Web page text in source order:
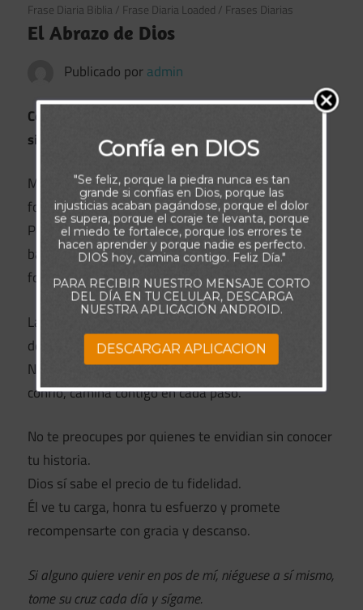
Frase Diaria Biblia / Frase Diaria Loaded / Frases Diarias
El Abrazo de Dios
Publicado por admin
Codician hasta tu cruz…
sin saber el peso que llevas con ella.
Muchos admiran lo que ven por fuera: tu fe, tu
fortaleza, tu testimonio…
Pero no conocen las lágrimas que escondes, las
batallas que libras en silencio, ni el proceso que ha
forjado tu alma.
La cruz que llevas no es símbolo de debilidad, sino
de entrega, resistencia y amor por Dios.
No todos sabrán entenderla… pero Aquel que te la
confió, camina contigo en cada paso.
No te preocupes por quienes te envidian sin conocer
tu historia.
Dios sí sabe el precio de tu fidelidad.
Él ve tu carga, honra tu esfuerzo y promete
recompensarte con gracia y descanso.
Si alguno quiere venir en pos de mí, niéguese a sí mismo,
tome su cruz cada día y sígame.
Confía en DIOS
"Se feliz, porque la piedra nunca es tan
grande si confías en Dios, porque las
injusticias acaban pagándose, porque el dolor
se supera, porque el coraje te levanta, porque
el miedo te fortalece, porque los errores te
hacen aprender y porque nadie es perfecto.
DIOS hoy, camina contigo. Feliz Día."
PARA RECIBIR NUESTRO MENSAJE CORTO
DEL DÍA EN TU CELULAR, DESCARGA
NUESTRA APLICACIÓN ANDROID.
DESCARGAR APLICACION